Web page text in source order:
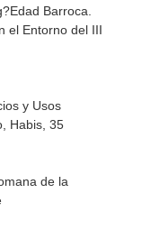
Barroca.
el Entorno del III
y Usos
Habis, 35
de la